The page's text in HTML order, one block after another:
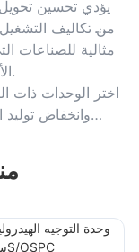
يؤدي تحسين تحويل
من تكاليف
مثالية للصناعات
الأخضر أو ​​أنظمة الخدمات اللوجستية الآلية.
وانخفاض